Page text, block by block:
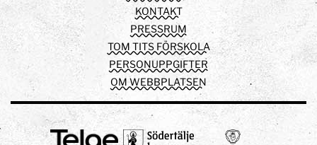
KONTAKT
PRESSRUM
TOM TITS FÖRSKOLA
PERSONUPPGIFTER
OM WEBBPLATSEN